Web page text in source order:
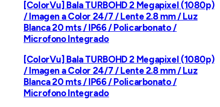
[ColorVu] Bala TURBOHD 2 Megapixel (1080p)
/ Imagen a Color 24/7 / Lente 2.8 mm / Luz
Blanca 20 mts / IP66 / Policarbonato /
Microfono Integrado
[ColorVu] Bala TURBOHD 2 Megapixel (1080p)
/ Imagen a Color 24/7 / Lente 2.8 mm / Luz
Blanca 20 mts / IP66 / Policarbonato /
Microfono Integrado